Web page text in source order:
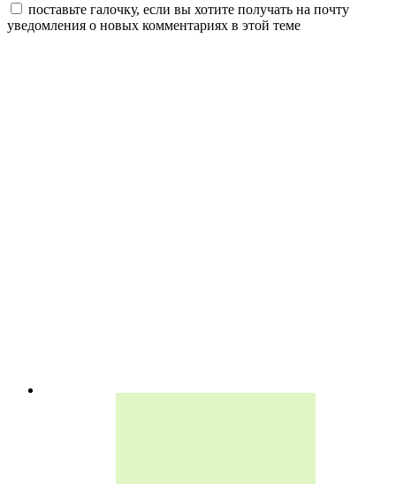
поставьте галочку, если вы хотите получать на почту
уведомления о новых комментариях в этой теме